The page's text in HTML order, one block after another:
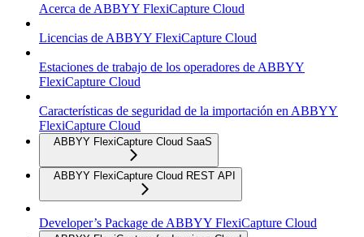
Acerca de ABBYY FlexiCapture Cloud
Licencias de ABBYY FlexiCapture Cloud
Estaciones de trabajo de los operadores de ABBYY
FlexiCapture Cloud
Características de seguridad de la importación en ABBYY
FlexiCapture Cloud
ABBYY FlexiCapture Cloud SaaS
ABBYY FlexiCapture Cloud REST API
Developer’s Package de ABBYY FlexiCapture Cloud